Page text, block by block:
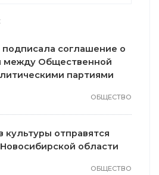
подписала соглашение о
между Общественной
партиями
ОБЩЕСТВО
культуры отправятся
области
ОБЩЕСТВО